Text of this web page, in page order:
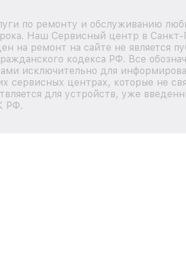
по ремонту и обслуживанию
Наш Сервисный центр в
на ремонт на сайте не является
кодекса РФ. Все
исключительно для
сервисных центрах, которые не
для устройств, уже
РФ.